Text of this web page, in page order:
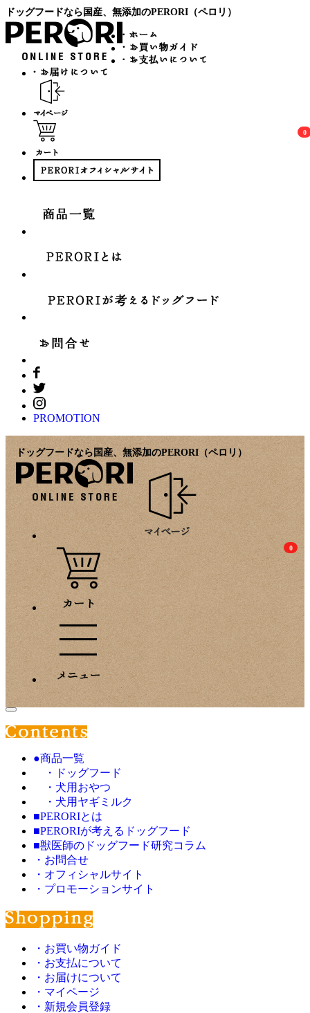
ドッグフードなら国産、無添加のPERORI（ペロリ）
0
PROMOTION
ドッグフードなら国産、無添加のPERORI（ペロリ）
0
●商品一覧
・ドッグフード
・犬用おやつ
・犬用ヤギミルク
■PERORIとは
■PERORIが考えるドッグフード
■獣医師のドッグフード研究コラム
・お問合せ
・オフィシャルサイト
・プロモーションサイト
・お買い物ガイド
・お支払について
・お届けについて
・マイページ
・新規会員登録